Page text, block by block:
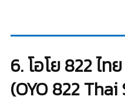
6. โอโย 822 ไท
(OYO 822